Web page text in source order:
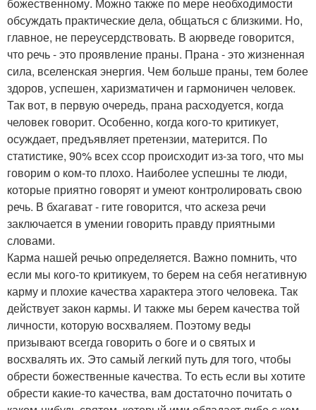
обсуждать практические дела, общаться с близкими. Но,
главное, не переусердствовать. В аюрведе говорится,
что речь - это проявление праны. Прана - это жизненная
сила, вселенская энергия. Чем больше праны, тем более
здоров, успешен, харизматичен и гармоничен человек.
Так вот, в первую очередь, прана расходуется, когда
человек говорит. Особенно, когда кого-то критикует,
осуждает, предъявляет претензии, матерится. По
статистике, 90% всех ссор происходит из-за того, что мы
говорим о ком-то плохо. Наиболее успешны те люди,
которые приятно говорят и умеют контролировать свою
речь. В бхагават - гите говорится, что аскеза речи
заключается в умении говорить правду приятными
словами.
Карма нашей речью определяется. Важно помнить, что
если мы кого-то критикуем, то берем на себя негативную
карму и плохие качества характера этого человека. Так
действует закон кармы. И также мы берем качества той
личности, которую восхваляем. Поэтому веды
призывают всегда говорить о боге и о святых и
восхвалять их. Это самый легкий путь для того, чтобы
обрести божественные качества. То есть если вы хотите
обрести какие-то качества, вам достаточно почитать о